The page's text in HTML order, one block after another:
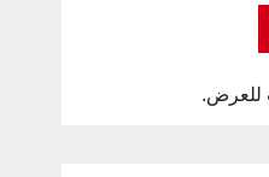
للعرض.